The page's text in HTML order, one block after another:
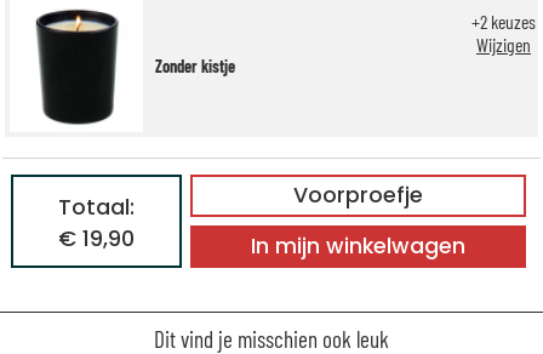
Zonder kistje
+2 keuzes
Wijzigen
Voorproefje
Totaal:
€ 19,90
In mijn winkelwagen
Dit vind je misschien ook leuk